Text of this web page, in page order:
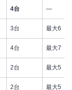
4台 —
3台 最大6
4台 最大7
2台 最大5
2台 最大5